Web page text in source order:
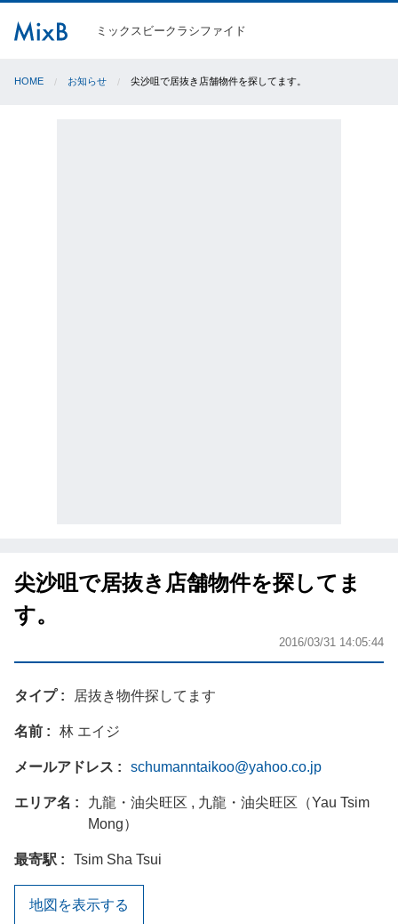
ミックスビークラシファイド
HOME お知らせ 尖沙咀で居抜き店舗物件を探してます。
尖沙咀で居抜き店舗物件を探してま
す。
2016/03/31 14:05:44
タイプ 居抜き物件探してます
名前 林 エイジ
メールアドレス schumanntaikoo@yahoo.co.jp
エリア名
九龍・油尖旺区 , 九龍・油尖旺区（Yau Tsim
Mong）
最寄駅 Tsim Sha Tsui
地図を表示する